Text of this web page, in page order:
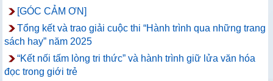
[GÓC CẢM ƠN]
Tổng kết và trao giải cuộc thi “Hành trình qua những trang
sách hay” năm 2025
“Kết nối tấm lòng tri thức” và hành trình giữ lửa văn hóa
đọc trong giới trẻ